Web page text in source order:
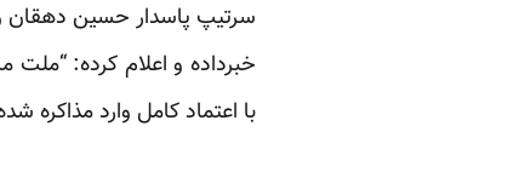
سرتیپ پاسدار حسین دهقان
خبرداده و اعلام کرده: “ملت
با اعتماد کامل وارد مذاکره